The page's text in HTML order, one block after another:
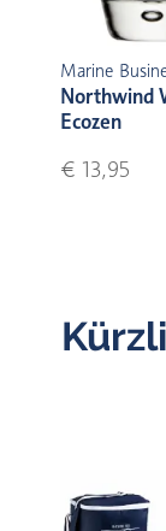
Marine
Northwind
Ecozen
€ 13,95